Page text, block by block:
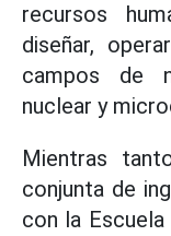
recursos
diseñar,
campos de
nuclear y
Mientras
conjunta de
con la